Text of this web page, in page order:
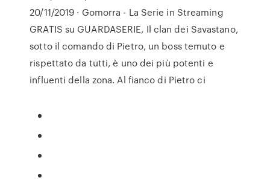
20/11/2019 · Gomorra - La Serie in Streaming
GRATIS su GUARDASERIE, Il clan dei Savastano,
sotto il comando di Pietro, un boss temuto e
rispettato da tutti, è uno dei più potenti e
influenti della zona. Al fianco di Pietro ci